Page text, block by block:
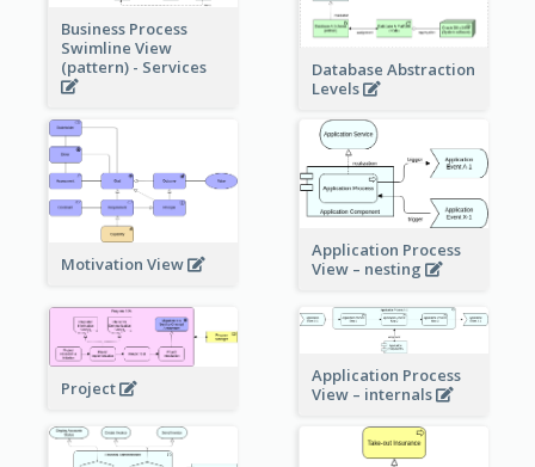
Business Process
Swimline View
(pattern) - Services
Database Abstraction
Levels
Motivation View
Application Process
View – nesting
Project
Application Process
View – internals